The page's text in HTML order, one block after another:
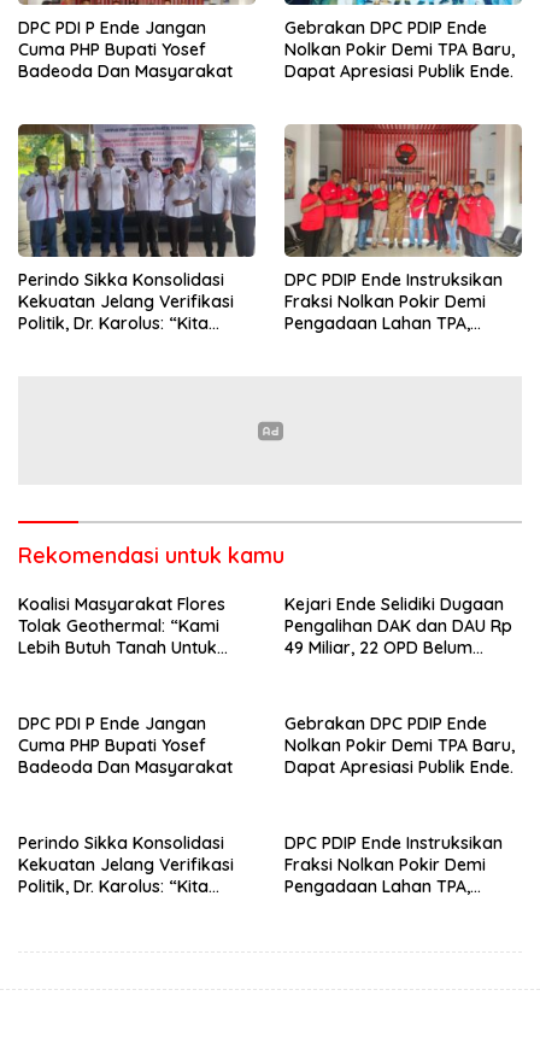
DPC PDI P Ende Jangan
Cuma PHP Bupati Yosef
Badeoda Dan Masyarakat
Gebrakan DPC PDIP Ende
Nolkan Pokir Demi TPA Baru,
Dapat Apresiasi Publik Ende.
Perindo Sikka Konsolidasi
Kekuatan Jelang Verifikasi
Politik, Dr. Karolus: “Kita
DPC PDIP Ende Instruksikan
Fraksi Nolkan Pokir Demi
Pengadaan Lahan TPA,
Rekomendasi untuk kamu
Koalisi Masyarakat Flores
Tolak Geothermal: “Kami
Lebih Butuh Tanah Untuk
Kejari Ende Selidiki Dugaan
Pengalihan DAK dan DAU Rp
49 Miliar, 22 OPD Belum
DPC PDI P Ende Jangan
Cuma PHP Bupati Yosef
Badeoda Dan Masyarakat
Gebrakan DPC PDIP Ende
Nolkan Pokir Demi TPA Baru,
Dapat Apresiasi Publik Ende.
Perindo Sikka Konsolidasi
Kekuatan Jelang Verifikasi
Politik, Dr. Karolus: “Kita
DPC PDIP Ende Instruksikan
Fraksi Nolkan Pokir Demi
Pengadaan Lahan TPA,